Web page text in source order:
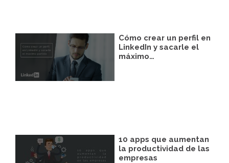
Cómo crear un perfil en
LinkedIn y sacarle el
máximo…
10 apps que aumentan
la productividad de las
empresas